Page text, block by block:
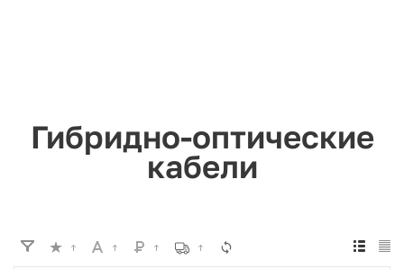
Гибридно-оптические
кабели